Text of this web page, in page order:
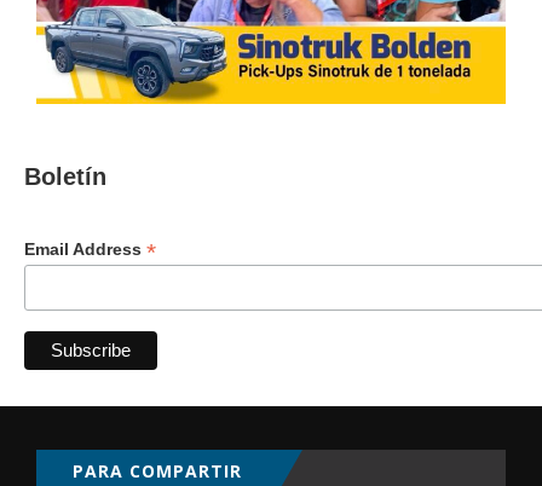
Boletín
Email Address *
PARA COMPARTIR